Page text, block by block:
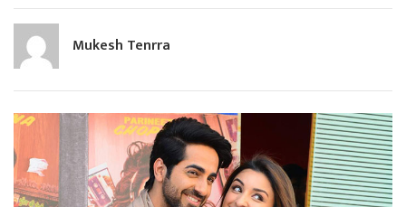
Mukesh Tenrra